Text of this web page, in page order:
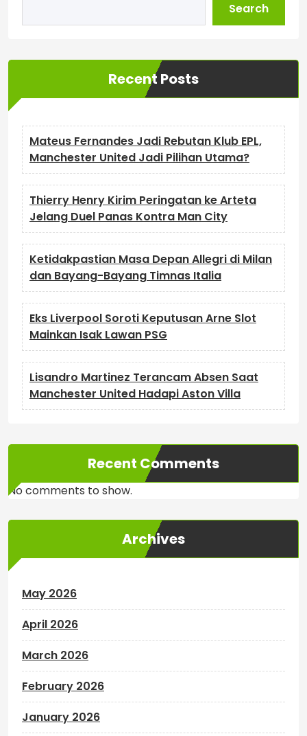
Search
Recent Posts
Mateus Fernandes Jadi Rebutan Klub EPL,
Manchester United Jadi Pilihan Utama?
Thierry Henry Kirim Peringatan ke Arteta
Jelang Duel Panas Kontra Man City
Ketidakpastian Masa Depan Allegri di Milan
dan Bayang-Bayang Timnas Italia
Eks Liverpool Soroti Keputusan Arne Slot
Mainkan Isak Lawan PSG
Lisandro Martinez Terancam Absen Saat
Manchester United Hadapi Aston Villa
Recent Comments
No comments to show.
Archives
May 2026
April 2026
March 2026
February 2026
January 2026